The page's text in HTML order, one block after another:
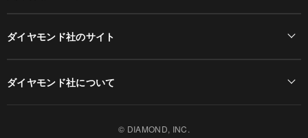
ダイヤモンド社のサイト
ダイヤモンド社について
© DIAMOND, INC.